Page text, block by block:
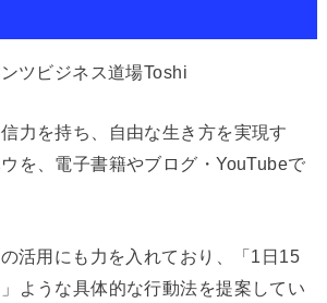
ツビジネス道場Toshi
力を持ち、自由な生き方を実現す
を、電子書籍やブログ・YouTubeで
活用にも力を入れており、「1日15
ような具体的な行動法を提案してい